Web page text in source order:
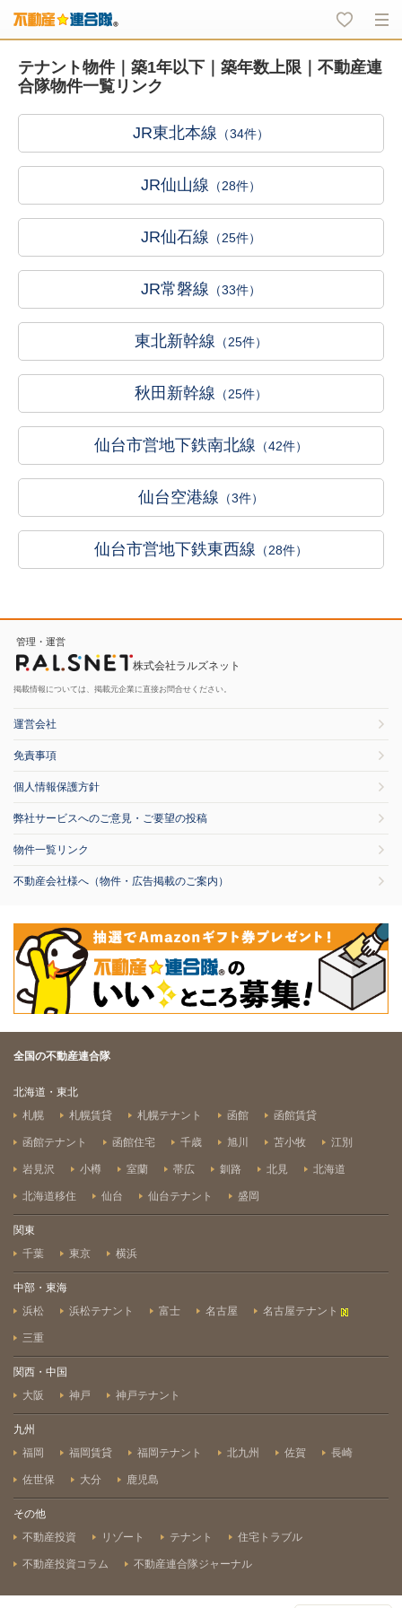
テナント物件｜築1年以下｜築年数上限｜不動産連
合隊物件一覧リンク
JR東北本線 （34件）
JR仙山線 （28件）
JR仙石線 （25件）
JR常磐線 （33件）
東北新幹線 （25件）
秋田新幹線 （25件）
仙台市営地下鉄南北線 （42件）
仙台空港線 （3件）
仙台市営地下鉄東西線 （28件）
管理・運営
株式会社ラルズネット
掲載情報については、掲載元企業に直接お問合せください。
運営会社
免責事項
個人情報保護方針
弊社サービスへのご意見・ご要望の投稿
物件一覧リンク
不動産会社様へ（物件・広告掲載のご案内）
全国の不動産連合隊
北海道・東北
札幌
札幌賃貸 札幌テナント 函館 函館賃貸
函館テナント 函館住宅 千歳 旭川 苫小牧 江別
岩見沢 小樽 室蘭 帯広 釧路 北見 北海道
北海道移住 仙台 仙台テナント 盛岡
関東
千葉
東京 横浜
中部・東海
浜松
浜松テナント 富士 名古屋 名古屋テナント
三重
関西・中国
大阪
神戸 神戸テナント
九州
福岡
福岡賃貸 福岡テナント 北九州 佐賀 長崎
佐世保 大分 鹿児島
その他
不動産投資
リゾート テナント 住宅トラブル
不動産投資コラム 不動産連合隊ジャーナル